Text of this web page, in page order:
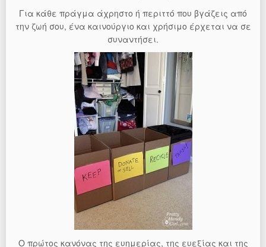
Για κάθε πράγμα άχρηστο ή περιττό που βγάζεις από
την ζωή σου, ένα καινούργιο και χρήσιμο έρχεται να σε
συναντήσει.
Ο πρώτος κανόνας της ευημερίας, της ευεξίας και της